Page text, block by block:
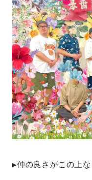
▶仲の良さがこの上